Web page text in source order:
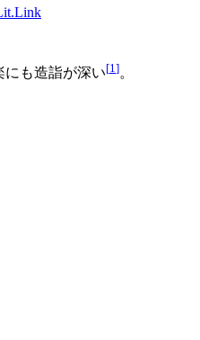
にも造詣が深い[1 ]。